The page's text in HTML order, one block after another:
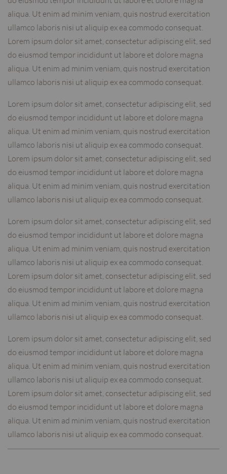
aliqua. Ut enim ad minim veniam, quis nostrud exercitation
ullamco laboris nisi ut aliquip ex ea commodo consequat.
Lorem ipsum dolor sit amet, consectetur adipiscing elit, sed
do eiusmod tempor incididunt ut labore et dolore magna
aliqua. Ut enim ad minim veniam, quis nostrud exercitation
ullamco laboris nisi ut aliquip ex ea commodo consequat.
Lorem ipsum dolor sit amet, consectetur adipiscing elit, sed
do eiusmod tempor incididunt ut labore et dolore magna
aliqua. Ut enim ad minim veniam, quis nostrud exercitation
ullamco laboris nisi ut aliquip ex ea commodo consequat.
Lorem ipsum dolor sit amet, consectetur adipiscing elit, sed
do eiusmod tempor incididunt ut labore et dolore magna
aliqua. Ut enim ad minim veniam, quis nostrud exercitation
ullamco laboris nisi ut aliquip ex ea commodo consequat.
Lorem ipsum dolor sit amet, consectetur adipiscing elit, sed
do eiusmod tempor incididunt ut labore et dolore magna
aliqua. Ut enim ad minim veniam, quis nostrud exercitation
ullamco laboris nisi ut aliquip ex ea commodo consequat.
Lorem ipsum dolor sit amet, consectetur adipiscing elit, sed
do eiusmod tempor incididunt ut labore et dolore magna
aliqua. Ut enim ad minim veniam, quis nostrud exercitation
ullamco laboris nisi ut aliquip ex ea commodo consequat.
Lorem ipsum dolor sit amet, consectetur adipiscing elit, sed
do eiusmod tempor incididunt ut labore et dolore magna
aliqua. Ut enim ad minim veniam, quis nostrud exercitation
ullamco laboris nisi ut aliquip ex ea commodo consequat.
Lorem ipsum dolor sit amet, consectetur adipiscing elit, sed
do eiusmod tempor incididunt ut labore et dolore magna
aliqua. Ut enim ad minim veniam, quis nostrud exercitation
ullamco laboris nisi ut aliquip ex ea commodo consequat.